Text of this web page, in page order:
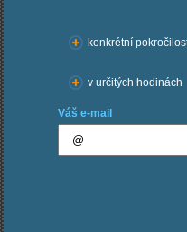
konkrétní
v určitých hodinách
Váš e-mail